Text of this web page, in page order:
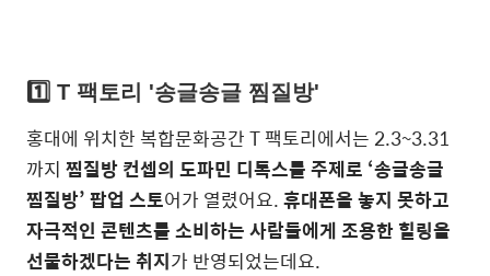
1️⃣ T 팩토리 '송글송글 찜질방'
홍대에 위치한 복합문화공간 T 팩토리에서는 2.3~3.31
까지 찜질방 컨셉의 도파민 디톡스를 주제로 ‘송글송글
찜질방’ 팝업 스토어가 열렸어요.휴대폰을 놓지 못하고
자극적인 콘텐츠를 소비하는 사람들에게 조용한 힐링을
선물하겠다는 취지가 반영되었는데요.